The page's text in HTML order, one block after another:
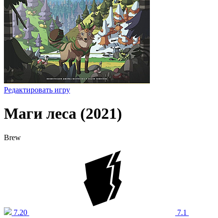
Редактировать игру
Маги леса (2021)
Brew
7.20 7.1